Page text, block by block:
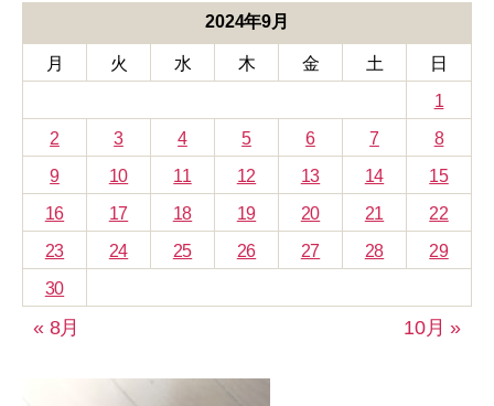
ー
2024年9月
月 火 水 木 金 土
日
1
2
3 4 5 6 7
8
9
10 11 12 13 14
15
16
17 18 19 20 21
22
23
24 25 26 27 28
29
30
« 8月 10月 »